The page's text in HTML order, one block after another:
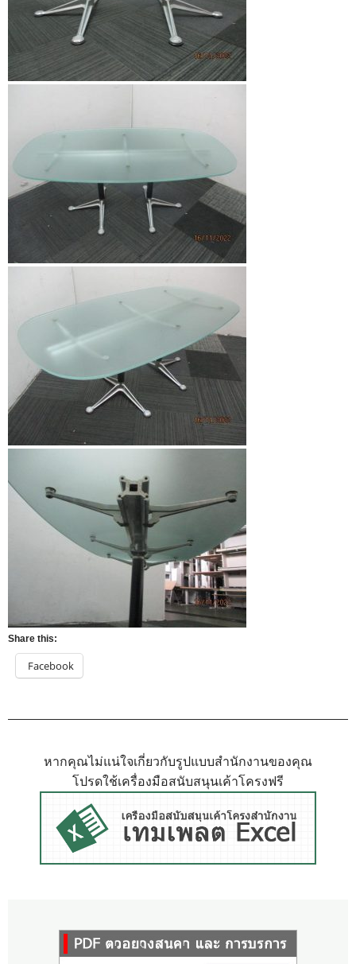
Share this:
Facebook
หากคุณไม่แน่ใจเกี่ยวกับรูปแบบสำนักงานของคุณ
โปรดใช้เครื่องมือสนับสนุนเค้าโครงฟรี